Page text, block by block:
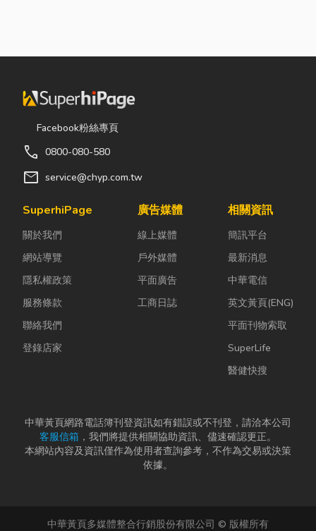
的融資方式，
賣出股票，就
能取得資金應
急，同時保留
的獲利空間。
依承作單位不
為證券公司的
行的有價證券
貸款，以...
的硬體運算平
自動化或升級
用桌機湊合。
機無法應付高
續震動...
著出貨。但你
路購物越來越
食品、生活用
品、電子...
Facebook粉絲專頁
call 0800-080-580
mail service@chyp.com.tw
SuperhiPage
關於我們
網站導覽
隱私權政策
服務條款
聯絡我們
登錄店家
廣告媒體
線上媒體
戶外媒體
平面廣告
工商日誌
相關資訊
簡訊平台
最新消息
中華電信
英文黃頁(ENG)
平面刊物索取
SuperLife
醫健快搜
中華黃頁網路電話簿刊登資訊如有錯誤或不刊登，請洽本公司
客服信箱 ，我們將提供相關協助資訊、儘速確認更正。
本網站內容及資訊僅作為使用者查詢參考，不作為交易或決策
依據。
中華黃頁多媒體整合行銷股份有限公司 © 版權所有